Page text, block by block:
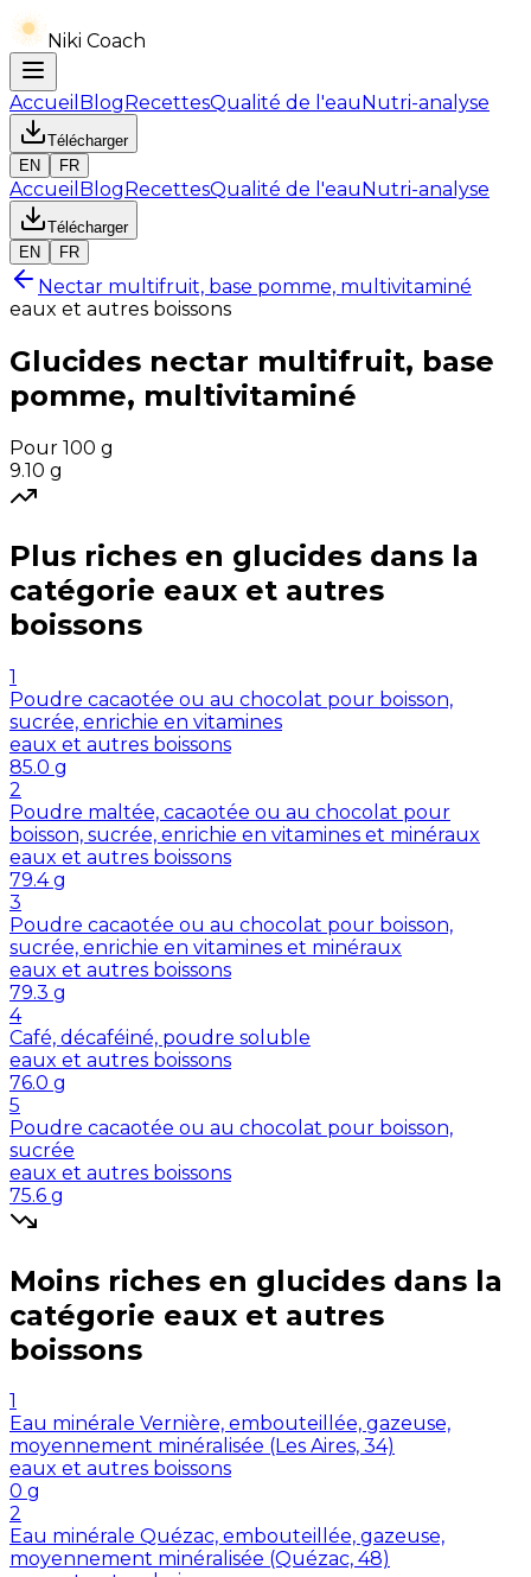
Niki Coach
Accueil BlogRecettesQualité de l'eauNutri-analyse
Télécharger
EN
FR
Accueil BlogRecettesQualité de l'eauNutri-analyse
Télécharger
EN
FR
Nectar multifruit, base pomme, multivitaminé
eaux et autres boissons
Glucides nectar multifruit, base
pomme, multivitaminé
Pour 100 g
9.10 g
Plus riches en glucides dans la
catégorie eaux et autres
boissons
1
Poudre cacaotée ou au chocolat pour boisson,
sucrée, enrichie en vitamines
eaux et autres boissons
85.0 g
2
Poudre maltée, cacaotée ou au chocolat pour
boisson, sucrée, enrichie en vitamines et minéraux
eaux et autres boissons
79.4 g
3
Poudre cacaotée ou au chocolat pour boisson,
sucrée, enrichie en vitamines et minéraux
eaux et autres boissons
79.3 g
4
Café, décaféiné, poudre soluble
eaux et autres boissons
76.0 g
5
Poudre cacaotée ou au chocolat pour boisson,
sucrée
eaux et autres boissons
75.6 g
Moins riches en glucides dans la
catégorie eaux et autres
boissons
1
Eau minérale Vernière, embouteillée, gazeuse,
moyennement minéralisée (Les Aires, 34)
eaux et autres boissons
0 g
2
Eau minérale Quézac, embouteillée, gazeuse,
moyennement minéralisée (Quézac, 48)